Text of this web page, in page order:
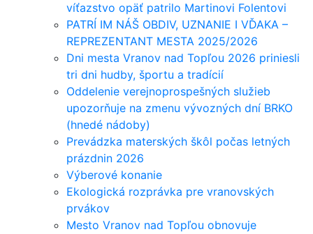
víťazstvo opäť patrilo Martinovi Folentovi
PATRÍ IM NÁŠ OBDIV, UZNANIE I VĎAKA –
REPREZENTANT MESTA 2025/2026
Dni mesta Vranov nad Topľou 2026 priniesli
tri dni hudby, športu a tradícií
Oddelenie verejnoprospešných služieb
upozorňuje na zmenu vývozných dní BRKO
(hnedé nádoby)
Prevádzka materských škôl počas letných
prázdnin 2026
Výberové konanie
Ekologická rozprávka pre vranovských
prvákov
Mesto Vranov nad Topľou obnovuje